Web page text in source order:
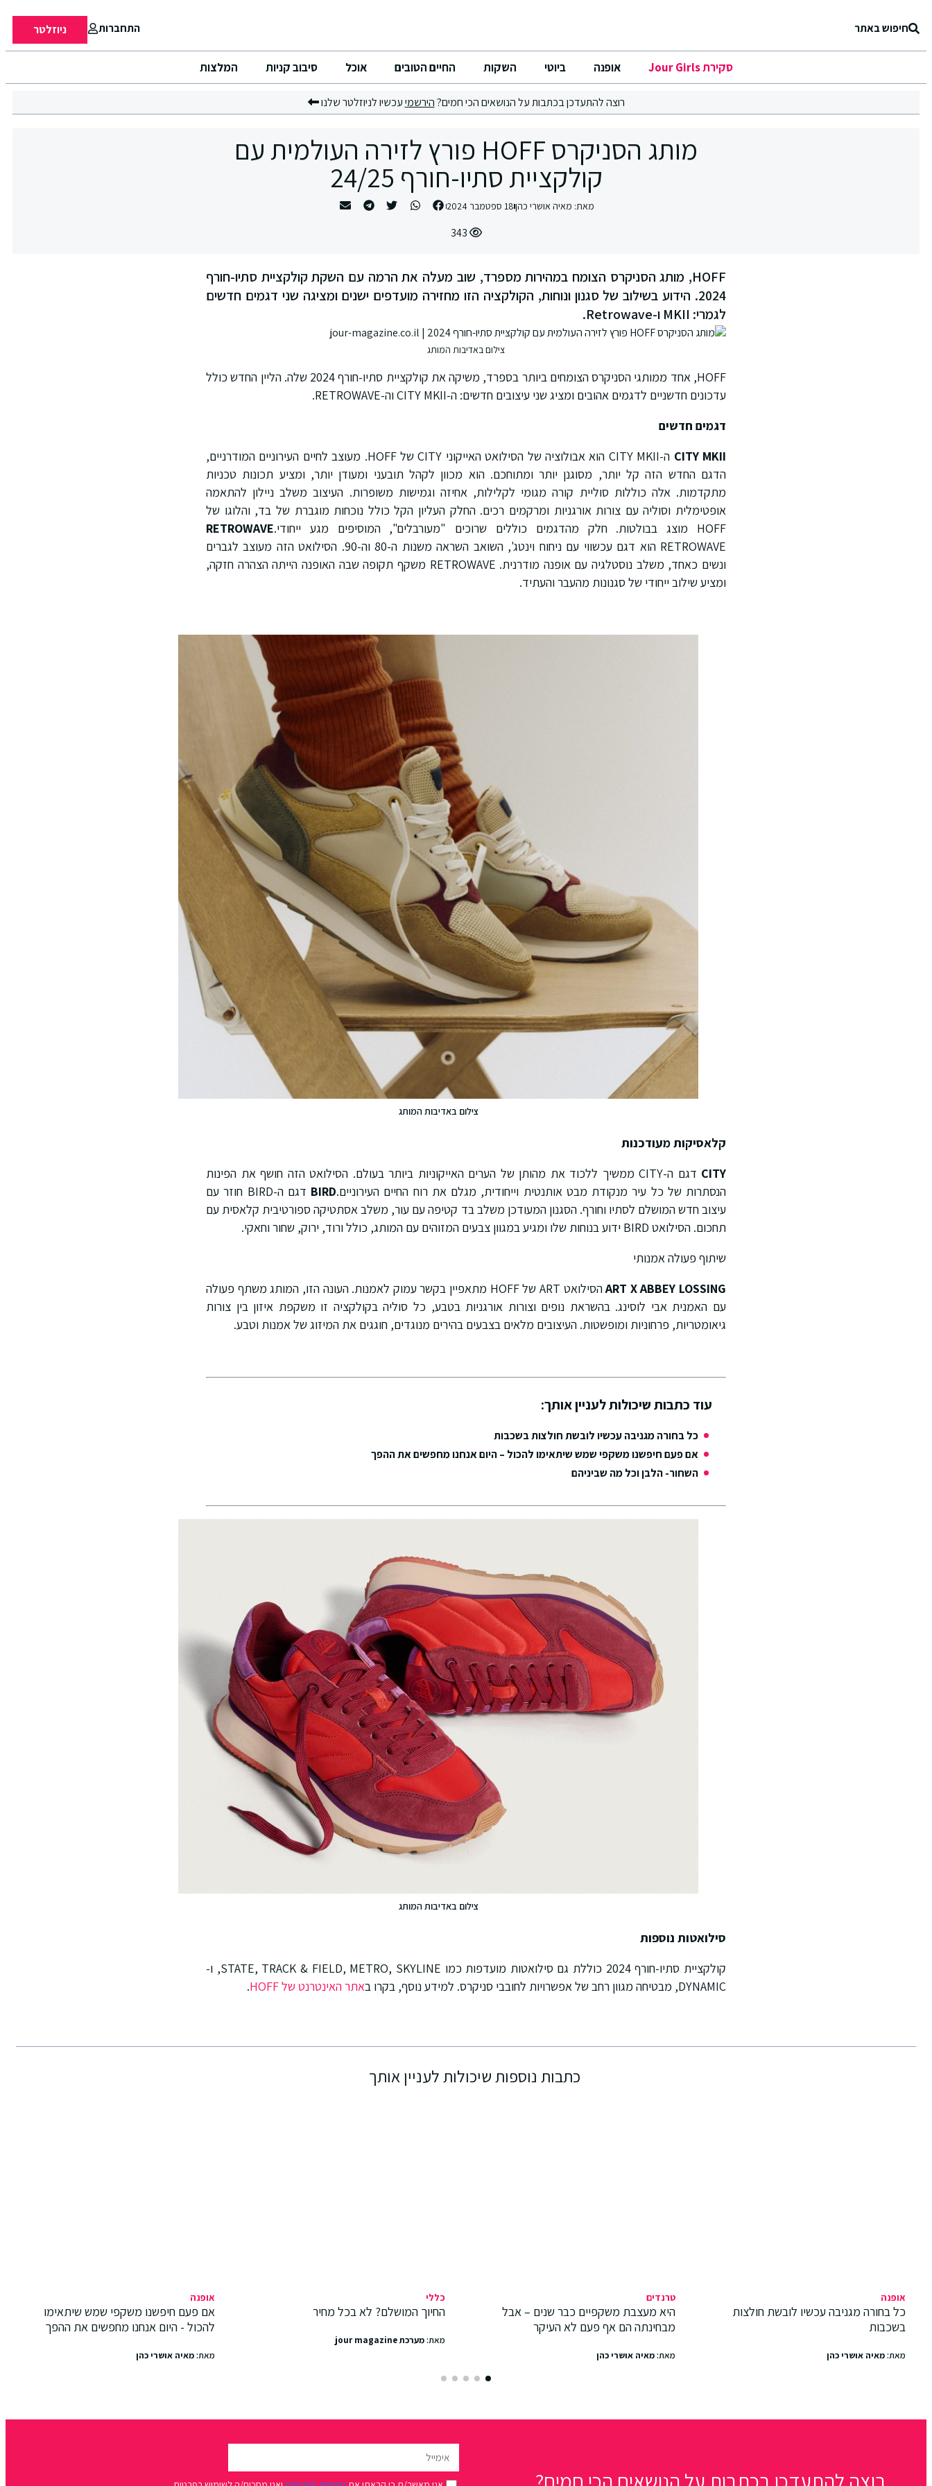
חיפוש באתר התחברות ניוזלטר
סקירת Jour Girls אופנה ביוטי השקות החיים הטובים אוכל סיבוב קניות המלצות
רוצה להתעדכן בכתבות על הנושאים הכי חמים?הירשמיעכשיו לניוזלטר שלנו
מותג הסניקרס HOFF פורץ לזירה העולמית עם
קולקציית סתיו-חורף 24/25
מאת: מאיה אושרי כהן18 ספטמבר 2024
HOFF, מותג הסניקרס הצומח במהירות מספרד, שוב מעלה את הרמה עם השקת קולקציית סתיו-חורף
2024. הידוע בשילוב של סגנון ונוחות, הקולקציה הזו מחזירה מועדפים ישנים ומציגה שני דגמים חדשים
לגמרי: MKII ו-Retrowave.
צילום באדיבות המותג
HOFF, אחד ממותגי הסניקרס הצומחים ביותר בספרד, משיקה את קולקציית סתיו-חורף 2024 שלה. הליין החדש כולל
עדכונים חדשניים לדגמים אהובים ומציג שני עיצובים חדשים: ה-CITY MKII וה-RETROWAVE.
דגמים חדשים
CITY MKII
ה-CITY MKII הוא אבולוציה של הסילואט האייקוני CITY של HOFF. מעוצב לחיים העירוניים המודרניים,
הדגם החדש הזה קל יותר, מסוגנן יותר ומתוחכם. הוא מכוון לקהל תובעני ומעודן יותר, ומציע תכונות טכניות
מתקדמות. אלה כוללות סוליית קורה מגומי לקלילות, אחיזה וגמישות משופרות. העיצוב משלב ניילון להתאמה
אופטימלית וסוליה עם צורות אורגניות ומרקמים רכים. החלק העליון הקל כולל נוכחות מוגברת של בד, והלוגו של
HOFF מוצג בבולטות. חלק מהדגמים כוללים שרוכים "מעורבלים", המוסיפים מגע ייחודי.
RETROWAVE
RETROWAVE הוא דגם עכשווי עם ניחוח וינטג', השואב השראה משנות ה-80 וה-90. הסילואט הזה מעוצב לגברים
ונשים כאחד, משלב נוסטלגיה עם אופנה מודרנית. RETROWAVE משקף תקופה שבה האופנה הייתה הצהרה חזקה,
ומציע שילוב ייחודי של סגנונות מהעבר והעתיד.
צילום באדיבות המותג
קלאסיקות מעודכנות
CITY
דגם ה-CITY ממשיך ללכוד את מהותן של הערים האייקוניות ביותר בעולם. הסילואט הזה חושף את הפינות
הנסתרות של כל עיר מנקודת מבט אותנטית וייחודית, מגלם את רוח החיים העירוניים.BIRD
דגם ה-BIRD חוזר עם
עיצוב חדש המושלם לסתיו וחורף. הסגנון המעודכן משלב בד קטיפה עם עור, משלב אסתטיקה ספורטיבית קלאסית עם
תחכום. הסילואט BIRD ידוע בנוחות שלו ומגיע במגוון צבעים המזוהים עם המותג, כולל ורוד, ירוק, שחור וחאקי.
שיתוף פעולה אמנותי
ART X ABBEY LOSSING
הסילואט ART של HOFF מתאפיין בקשר עמוק לאמנות. העונה הזו, המותג משתף פעולה
עם האמנית אבי לוסינג. בהשראת נופים וצורות אורגניות בטבע, כל סוליה בקולקציה זו משקפת איזון בין צורות
גיאומטריות, פרחוניות ומופשטות. העיצובים מלאים בצבעים בהירים מנוגדים, חוגגים את המיזוג של אמנות וטבע.
עוד כתבות שיכולות לעניין אותך:
כל בחורה מגניבה עכשיו לובשת חולצות בשכבות
אם פעם חיפשנו משקפי שמש שיתאימו להכול – היום אנחנו מחפשים את ההפך
השחור- הלבן וכל מה שביניהם
צילום באדיבות המותג
סילואטות נוספות
קולקציית סתיו-חורף 2024 כוללת גם סילואטות מועדפות כמו STATE, TRACK & FIELD, METRO, SKYLINE, ו-
DYNAMIC, מבטיחה מגוון רחב של אפשרויות לחובבי סניקרס. למידע נוסף, בקרו ב
אתר האינטרנט של HOFF .
כתבות נוספות שיכולות לעניין אותך
אופנה
כל בחורה מגניבה עכשיו לובשת חולצות
בשכבות
מאת:מאיה אושרי כהן
טרנדים
היא מעצבת משקפיים כבר שנים – אבל
מבחינתה הם אף פעם לא העיקר
מאת:מאיה אושרי כהן
כללי
החיוך המושלם? לא בכל מחיר
מאת:מערכת jour magazine
אופנה
אם פעם חיפשנו משקפי שמש שיתאימו
להכול - היום אנחנו מחפשים את ההפך
מאת:מאיה אושרי כהן